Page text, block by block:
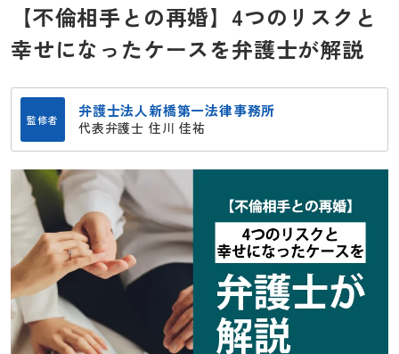
【不倫相手との再婚】4つのリスクと
幸せになったケースを弁護士が解説
監修者 弁護士法人新橋第一法律事務所
代表弁護士 住川 佳祐